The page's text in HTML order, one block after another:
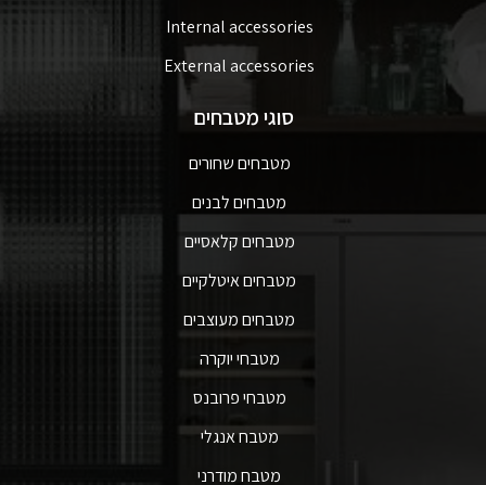
Internal accessories
External accessories
סוגי מטבחים
מטבחים שחורים
מטבחים לבנים
מטבחים קלאסיים
מטבחים איטלקיים
מטבחים מעוצבים
מטבחי יוקרה
מטבחי פרובנס
מטבח אנגלי
מטבח מודרני